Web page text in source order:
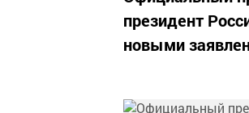
президент
новыми